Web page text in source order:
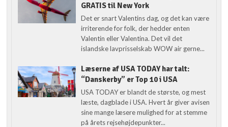
GRATIS til New York
Det er snart Valentins dag, og det kan være
irriterende for folk, der hedder enten
Valentin eller Valentina. Det vil det
islandske lavprisselskab WOW air gerne...
Læserne af USA TODAY har talt:
“Danskerby” er Top 10 i USA
USA TODAY er blandt de største, og mest
læste, dagblade i USA. Hvert år giver avisen
sine mange læsere mulighed for at stemme
på årets rejsehøjdepunkter...